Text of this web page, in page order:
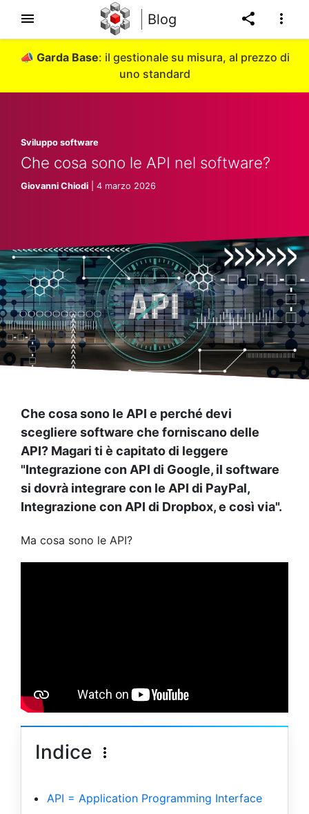
Blog
📣 Garda Base: il gestionale su misura, al prezzo di
uno standard
Sviluppo software
Che cosa sono le API nel software?
Giovanni Chiodi | 4 marzo 2026
Che cosa sono le API e perché devi
scegliere software che forniscano delle
API? Magari ti è capitato di leggere
"Integrazione con API di Google, il software
si dovrà integrare con le API di PayPal,
Integrazione con API di Dropbox, e così via".
Ma cosa sono le API?
Indice
API = Application Programming Interface